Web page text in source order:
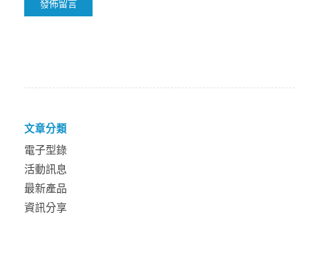
文章分類
電子型錄
活動訊息
最新產品
資訊分享